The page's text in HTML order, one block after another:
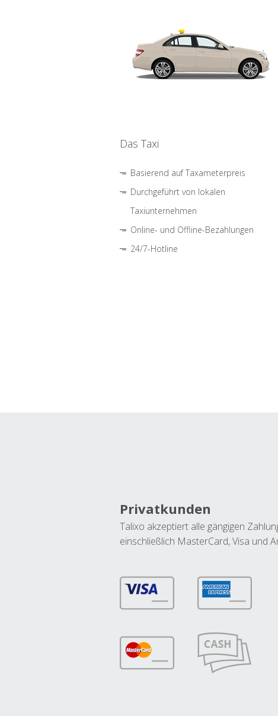
Das Taxi
Basierend auf Taxameterpreis
Durchgeführt von lokalen
Taxiunternehmen
Online- und Offline-Bezahlungen
24/7-Hotline
Privatkunden
Talixo akzeptiert alle gängigen
einschließlich MasterCard, Visa und